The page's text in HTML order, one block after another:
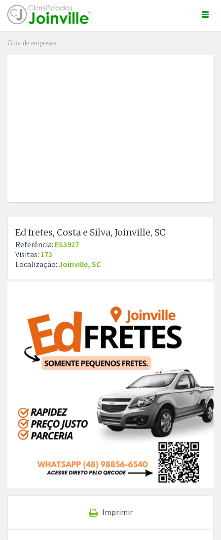
Guia de empresas
Ed fretes, Costa e Silva, Joinville, SC
Referência: ES3927
Visitas: 173
Localização: Joinville, SC
Imprimir
GRÁTIS